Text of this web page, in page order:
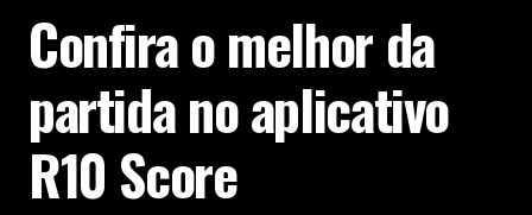
Confira o melhor da
partida no aplicativo
R10 Score